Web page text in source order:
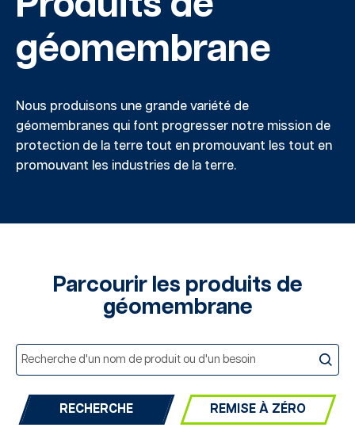
géomembrane
Nous produisons une grande variété de
géomembranes qui font progresser notre mission de
protection de la terre tout en promouvant les tout en
promouvant les industries de la terre.
Parcourir les produits de
géomembrane
REMISE À ZÉRO